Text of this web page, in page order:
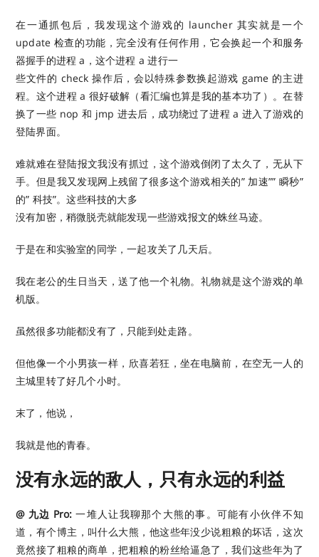
在一通抓包后，我发现这个游戏的 launcher 其实就是一个
update 检查的功能，完全没有任何作用，它会换起一个和服务
器握手的进程 a，这个进程 a 进行一
些文件的 check 操作后，会以特殊参数换起游戏 game 的主进
程。这个进程 a 很好破解（看汇编也算是我的基本功了）。在替
换了一些 nop 和 jmp 进去后，成功绕过了进程 a 进入了游戏的
登陆界面。
难就难在登陆报文我没有抓过，这个游戏倒闭了太久了，无从下
手。但是我又发现网上残留了很多这个游戏相关的” 加速”” 瞬秒”
的” 科技”。这些科技的大多
没有加密，稍微脱壳就能发现一些游戏报文的蛛丝马迹。
于是在和实验室的同学，一起攻关了几天后。
我在老公的生日当天，送了他一个礼物。礼物就是这个游戏的单
机版。
虽然很多功能都没有了，只能到处走路。
但他像一个小男孩一样，欣喜若狂，坐在电脑前，在空无一人的
主城里转了好几个小时。
末了，他说，
我就是他的青春。
没有永远的敌人，只有永远的利益
@ 九边 Pro: 一堆人让我聊那个大熊的事。可能有小伙伴不知
道，有个博主，叫什么大熊，他这些年没少说粗粮的坏话，这次
竟然接了粗粮的商单，把粗粮的粉丝给逼急了，我们这些年为了